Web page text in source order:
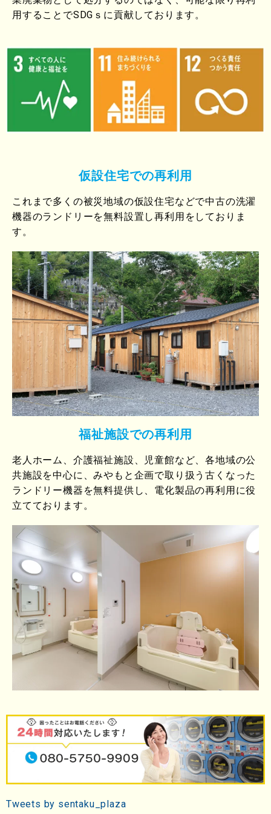
用することでSDGｓに貢献しております。
仮設住宅での再利用
これまで多くの被災地域の仮設住宅などで中古の洗濯
機器のランドリーを無料設置し再利用をしておりま
す。
福祉施設での再利用
老人ホーム、介護福祉施設、児童館など、各地域の公
共施設を中心に、みやもと企画で取り扱う古くなった
ランドリー機器を無料提供し、電化製品の再利用に役
立てております。
Tweets by sentaku_plaza